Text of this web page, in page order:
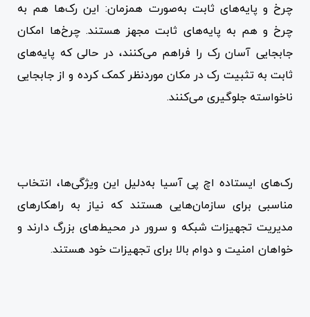
چرخ و پایه‌های ثابت به‌صورت همزمان: این رک‌ها هم به
چرخ و هم به پایه‌های ثابت مجهز هستند. چرخ‌ها امکان
جابجایی آسان رک را فراهم می‌کنند، در حالی که پایه‌های
ثابت به تثبیت رک در مکان موردنظر کمک کرده و از جابجایی
ناخواسته جلوگیری می‌کنند.
رک‌های ایستاده اچ پی آسیا به‌دلیل این ویژگی‌ها، انتخاب
مناسبی برای سازمان‌هایی هستند که نیاز به راهکارهای
مدیریت تجهیزات شبکه و سرور در محیط‌های بزرگ دارند و
خواهان امنیت و دوام بالا برای تجهیزات خود هستند.